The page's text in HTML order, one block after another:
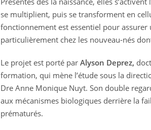
se multiplient, puis se transforment en
fonctionnement est essentiel pour
particulièrement chez les nouveau-nés
Le projet est porté par Alyson Deprez,
formation, qui mène l’étude sous la
Dre Anne Monique Nuyt. Son double
aux mécanismes biologiques derrière la
prématurés.